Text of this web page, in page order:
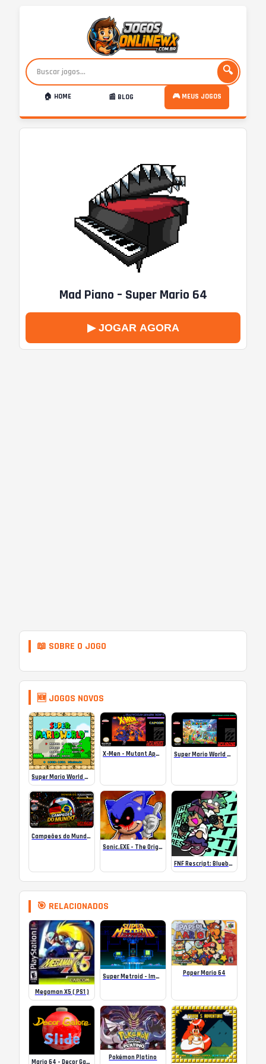
🔍
🏠 HOME 📰 BLOG 🎮 MEUS JOGOS
Mad Piano – Super Mario 64
▶ JOGAR AGORA
📖 SOBRE O JOGO
🆕 JOGOS NOVOS
Super Mario World SA-1 Online
X-Men – Mutant Apocalypse Rebalanced Online Super Mario World Mix Online
Campeões do Mundo (ISS) Online
Sonic.EXE – The Original Game Online
FNF Rescript: Blueballed
🎯 RELACIONADOS
Megaman X5 ( PS1 )
Super Metroid – Impossible Paper Mario 64
Mario 64 – Decor Galore Slide
Pokémon Platino